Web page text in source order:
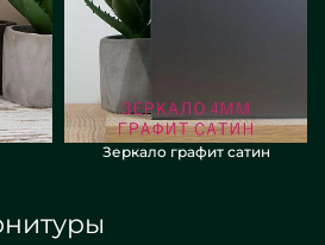
Зеркало графит сатин